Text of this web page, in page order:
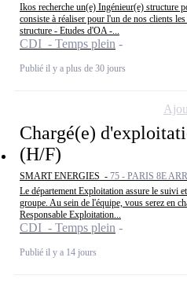
Ikos recherche un(e) Ingénieur(e) structure
consiste à réaliser pour l'un de nos clients
structure - Etudes d'OA -...
CDI - Temps plein
Publié il y a plus de 30 jours
Chargé(e)
(H/F)
SMART ENERGIES - 75 - PARIS 8E
Le département Exploitation assure le suivi
groupe. Au sein de l'équipe, vous serez en
Responsable Exploitation...
CDI - Temps plein
Publié il y a 14 jours